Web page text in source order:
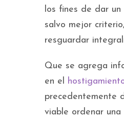
los fines de dar un
salvo mejor
resguardar
Que se agrega
en el
precedentemente
viable ordenar